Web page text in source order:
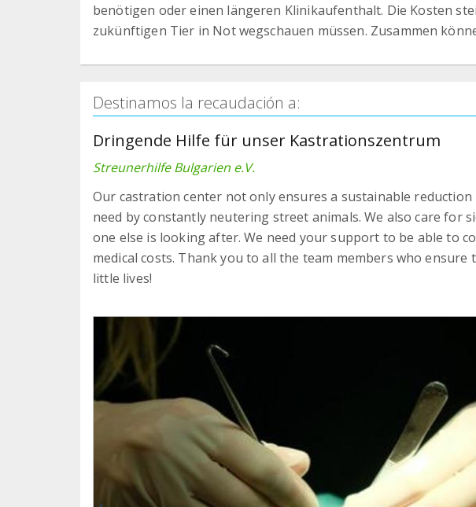
benötigen oder einen längeren Klinikaufenthalt. Die Kosten
zukünftigen Tier in Not wegschauen müssen. Zusammen
Destinamos la recaudación a:
Dringende Hilfe für unser Kastrationszentrum
Streunerhilfe Bulgarien e.V.
Our castration center not only ensures a sustainable
need by constantly neutering street animals. We also care for
one else is looking after. We need your support to be able to
medical costs. Thank you to all the team members who ensure
little lives!